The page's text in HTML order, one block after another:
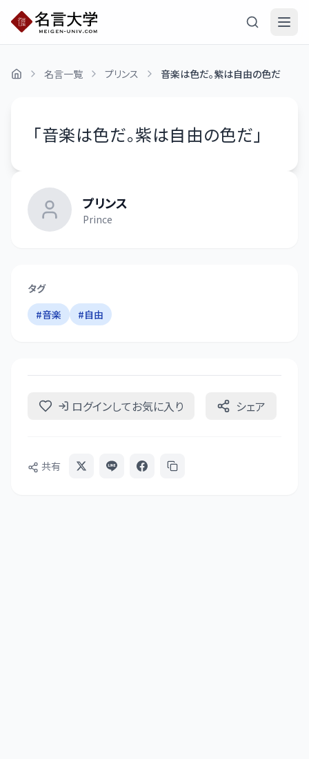
名言一覧 プリンス 音楽は色だ。紫は自由の色だ
「音楽は色だ。紫は自由の色だ 」
プリンス
Prince
タグ
#音楽 #自由
ログインしてお気に入り シェア
共有